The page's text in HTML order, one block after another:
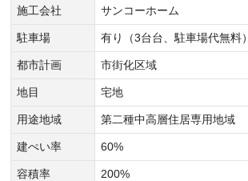
施工会社 サンコーホーム
駐車場 有り（3台台、駐車場代無料）
都市計画 市街化区域
地目 宅地
用途地域 第二種中高層住居専用地域
建ぺい率 60%
容積率 200%